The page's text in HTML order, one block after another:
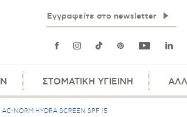
ΣΤΟΜΑΤΙΚΗ ΥΓΙΕΙΝΗ
AC-NORM HYDRA SCREEN SPF 15